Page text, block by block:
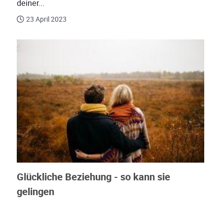
deiner...
23 April 2023
Glückliche Beziehung - so kann sie
gelingen